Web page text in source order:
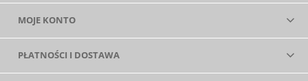
MOJE KONTO
PŁATNOŚCI I DOSTAWA